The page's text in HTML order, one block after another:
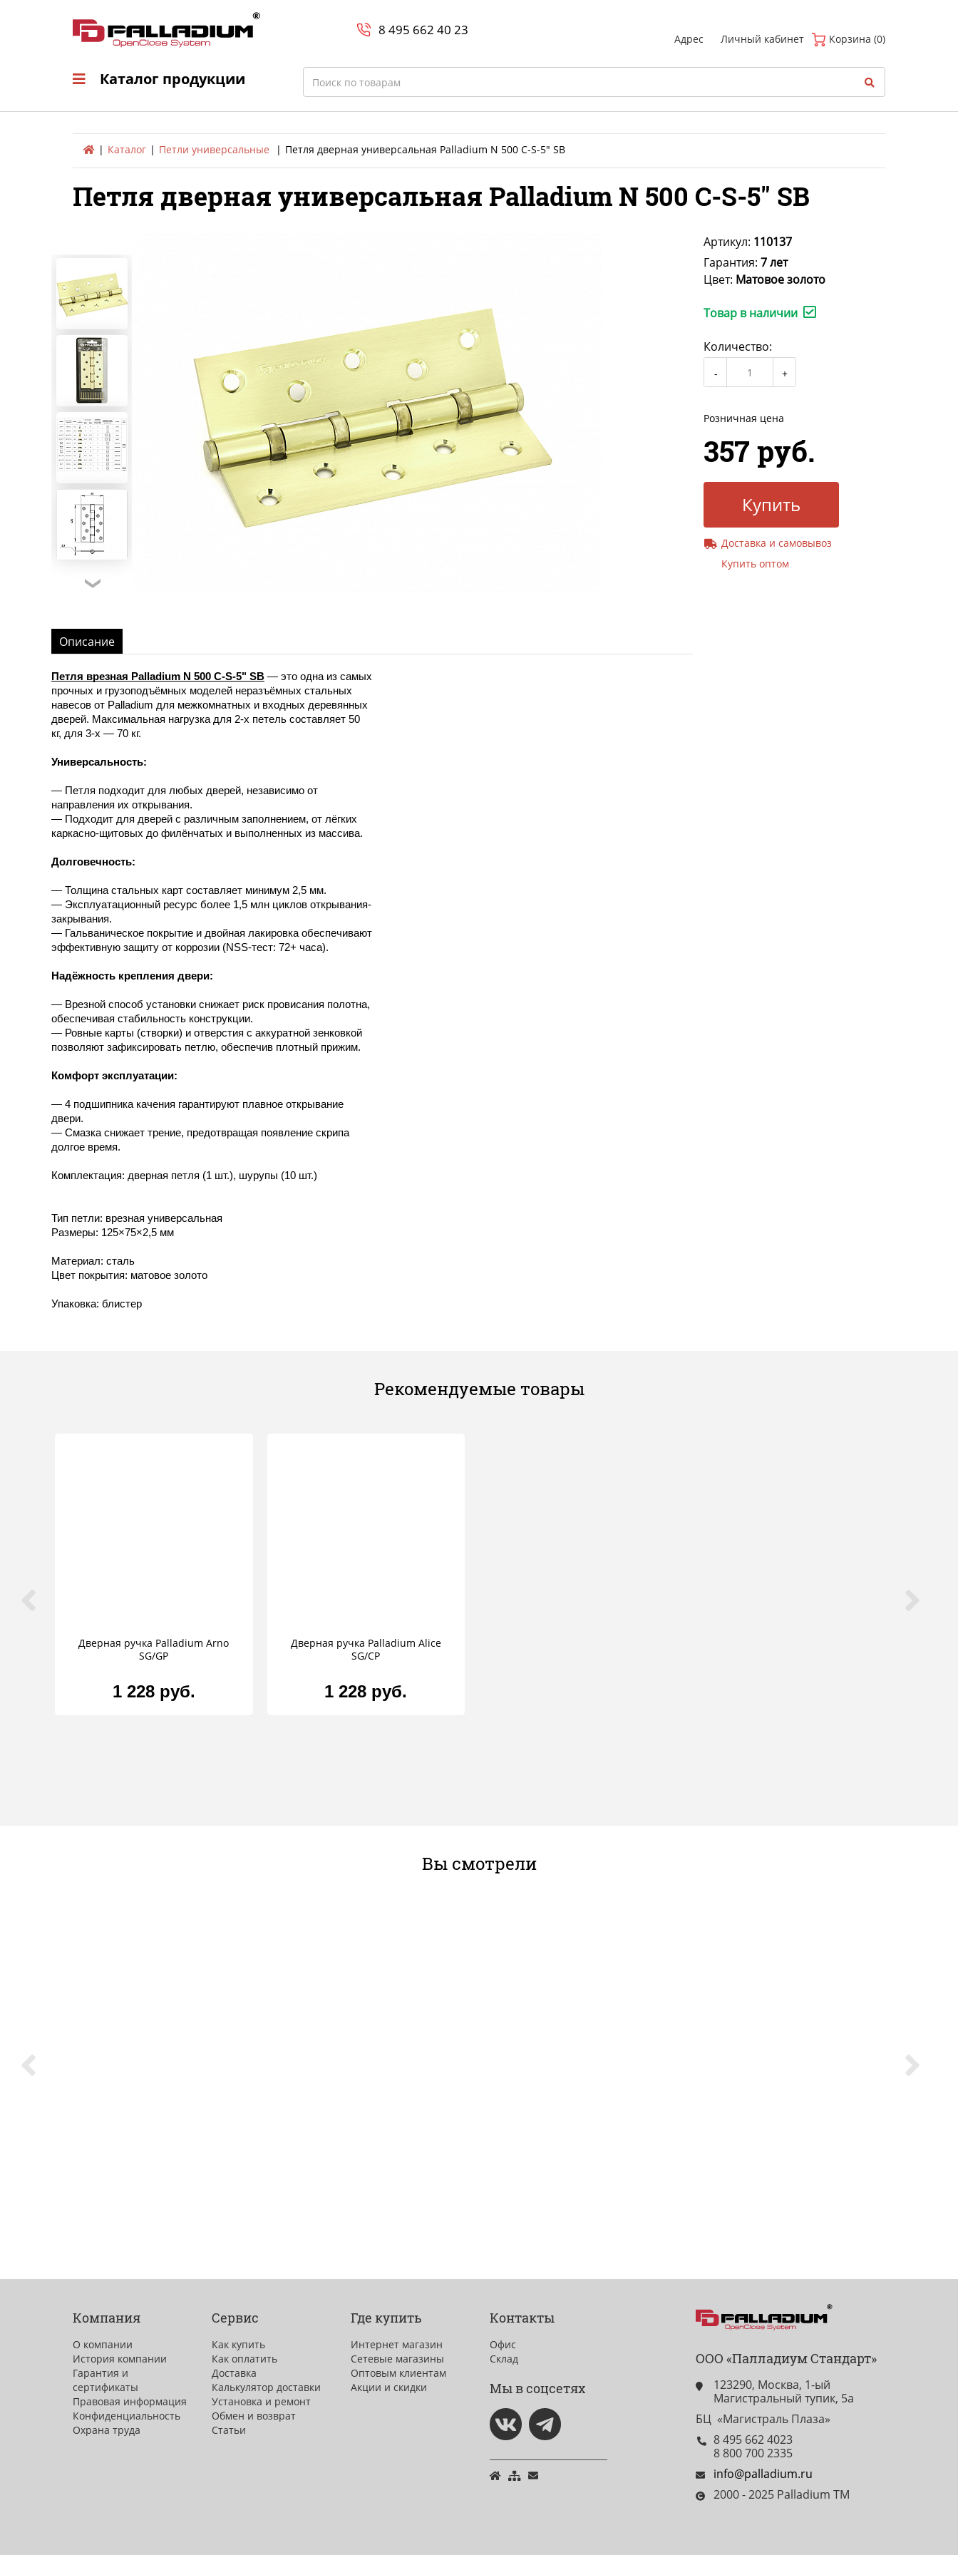
Каталог продукции 8 800-700-23-35
8 495 662 40 23
Адрес Личный кабинет Корзина (0)
Каталог продукции Search
Каталог Петли универсальные Петля дверная универсальная Palladium N 500 C-S-5" SB
Петля дверная универсальная Palladium N 500 C-S-5" SB
Артикул: 110137
Гарантия: 7 лет
Цвет: Матовое золото
Товар в наличии
Количество:
Розничная цена
357 руб.
Купить
Доставка и самовывоз
Купить оптом
Описание
Петля врезная Palladium N 500 C-S-5" SB — это одна из самых
прочных и грузоподъёмных моделей неразъёмных стальных
навесов от Palladium для межкомнатных и входных деревянных
дверей. Максимальная нагрузка для 2-х петель составляет 50
кг, для 3-х — 70 кг.
Универсальность:
— Петля подходит для любых дверей, независимо от
направления их открывания.
— Подходит для дверей с различным заполнением, от лёгких
каркасно-щитовых до филёнчатых и выполненных из массива.
Долговечность:
— Толщина стальных карт составляет минимум 2,5 мм.
— Эксплуатационный ресурс более 1,5 млн циклов открывания-
закрывания.
— Гальваническое покрытие и двойная лакировка обеспечивают
эффективную защиту от коррозии (NSS-тест: 72+ часа).
Надёжность крепления двери:
— Врезной способ установки снижает риск провисания полотна,
обеспечивая стабильность конструкции.
— Ровные карты (створки) и отверстия с аккуратной зенковкой
позволяют зафиксировать петлю, обеспечив плотный прижим.
Комфорт эксплуатации:
— 4 подшипника качения гарантируют плавное открывание
двери.
— Смазка снижает трение, предотвращая появление скрипа
долгое время.
Комплектация: дверная петля (1 шт.), шурупы (10 шт.)
Тип петли: врезная универсальная
Размеры: 125×75×2,5 мм
Материал: сталь
Цвет покрытия: матовое золото
Упаковка: блистер
Рекомендуемые товары
Дверная ручка Palladium Arno
SG/GP
1 228 руб.
Дверная ручка Palladium Alice
SG/CP
1 228 руб.
Вы смотрели
Компания
О компании
История компании
Гарантия и
сертификаты
Правовая информация
Конфиденциальность
Охрана труда
Сервис
Как купить
Как оплатить
Доставка
Калькулятор доставки
Установка и ремонт
Обмен и возврат
Статьи
Где купить
Интернет магазин
Сетевые магазины
Оптовым клиентам
Акции и скидки
Контакты
Офис
Склад
Мы в соцсетях
ООО «Палладиум Стандарт»
123290, Москва, 1-ый
Магистральный тупик, 5а
БЦ «Магистраль Плаза»
8 495 662 4023
8 800 700 2335
info@palladium.ru
2000 - 2025 Palladium TM